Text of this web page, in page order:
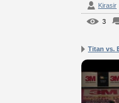
Kirasir
3
Titan vs.